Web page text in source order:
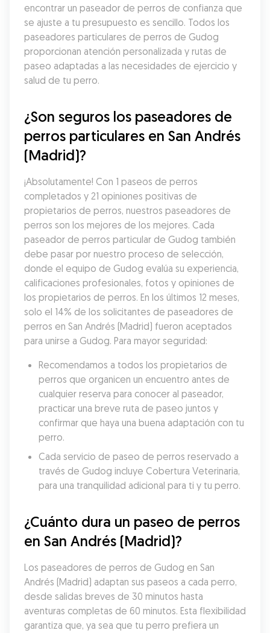
encontrar un paseador de perros de confianza que
se ajuste a tu presupuesto es sencillo. Todos los
paseadores particulares de perros de Gudog
proporcionan atención personalizada y rutas de
paseo adaptadas a las necesidades de ejercicio y
salud de tu perro.
¿Son seguros los paseadores de
perros particulares en San Andrés
(Madrid)?
¡Absolutamente! Con 1 paseos de perros
completados y 21 opiniones positivas de
propietarios de perros, nuestros paseadores de
perros son los mejores de los mejores. Cada
paseador de perros particular de Gudog también
debe pasar por nuestro proceso de selección,
donde el equipo de Gudog evalúa su experiencia,
calificaciones profesionales, fotos y opiniones de
los propietarios de perros. En los últimos 12 meses,
solo el 14% de los solicitantes de paseadores de
perros en San Andrés (Madrid) fueron aceptados
para unirse a Gudog. Para mayor seguridad:
Recomendamos a todos los propietarios de
perros que organicen un encuentro antes de
cualquier reserva para conocer al paseador,
practicar una breve ruta de paseo juntos y
confirmar que haya una buena adaptación con tu
perro.
Cada servicio de paseo de perros reservado a
través de Gudog incluye Cobertura Veterinaria,
para una tranquilidad adicional para ti y tu perro.
¿Cuánto dura un paseo de perros
en San Andrés (Madrid)?
Los paseadores de perros de Gudog en San
Andrés (Madrid) adaptan sus paseos a cada perro,
desde salidas breves de 30 minutos hasta
aventuras completas de 60 minutos. Esta flexibilidad
garantiza que, ya sea que tu perro prefiera un